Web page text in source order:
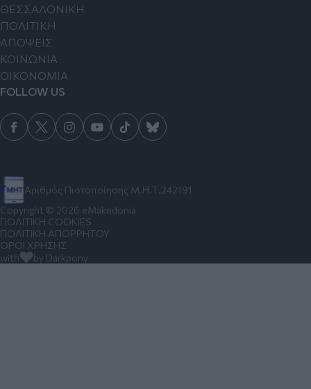
Αριθμός Πιστοποίησης Μ.Η.Τ.242191
ΘΕΣΣΑΛΟΝΙΚΗ
ΠΟΛΙΤΙΚΗ
ΑΠΟΨΕΙΣ
ΚΟΙΝΩΝΙΑ
ΟΙΚΟΝΟΜΙΑ
FOLLOW US
Copyright © 2026 eMakedonia
ΠΟΛΙΤΙΚΗ COOKIES
ΠΟΛΙΤΙΚΗ ΑΠΟΡΡΗΤΟΥ
ΟΡΟΙ ΧΡΗΣΗΣ
with
by Darkpony